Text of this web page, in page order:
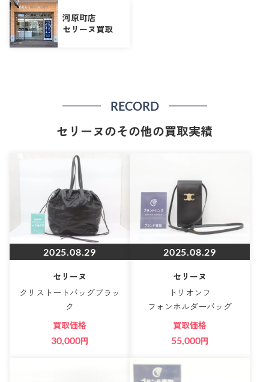
河原町店
セリーヌ買取
RECORD
セリーヌのその他の買取実績
2025.08.29
セリーヌ
クリストートバッグブラッ
ク
買取価格
30,000円
2025.08.29
セリーヌ
トリオンフ
フォンホルダーバッグ
買取価格
55,000円